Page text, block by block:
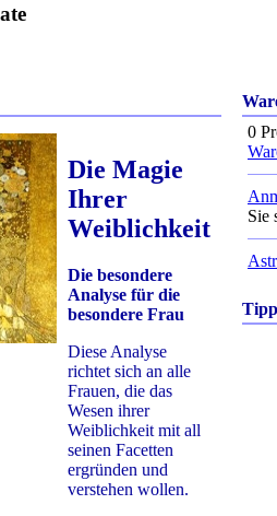
Die Magie
Ihrer
Weiblichkeit
Die besondere
Analyse für die
besondere Frau
Diese Analyse
richtet sich an alle
Frauen, die das
Wesen ihrer
Weiblichkeit mit all
seinen Facetten
ergründen und
verstehen wollen.
0
Sie
Tipp